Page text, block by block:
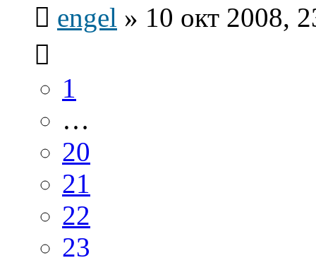
engel » 10 окт 2008,
1
…
20
21
22
23